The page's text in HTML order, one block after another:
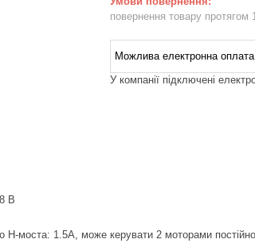
повернення товару протягом
У компанії підключені
В
H-моста: 1.5A, може керувати 2 моторами